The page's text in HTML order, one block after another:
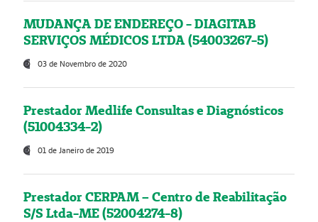
MUDANÇA DE ENDEREÇO - DIAGITAB
SERVIÇOS MÉDICOS LTDA (54003267-5)
03 de Novembro de 2020
Prestador Medlife Consultas e Diagnósticos
(51004334-2)
01 de Janeiro de 2019
Prestador CERPAM – Centro de Reabilitação
S/S Ltda-ME (52004274-8)